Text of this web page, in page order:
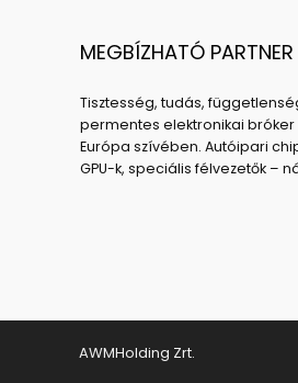
MEGBÍZHATÓ
Tisztesség, tudás,
permentes elektronikai
Európa szívében. Autóipari
GPU-k, speciális félvezetők –
AWMHolding Zrt.